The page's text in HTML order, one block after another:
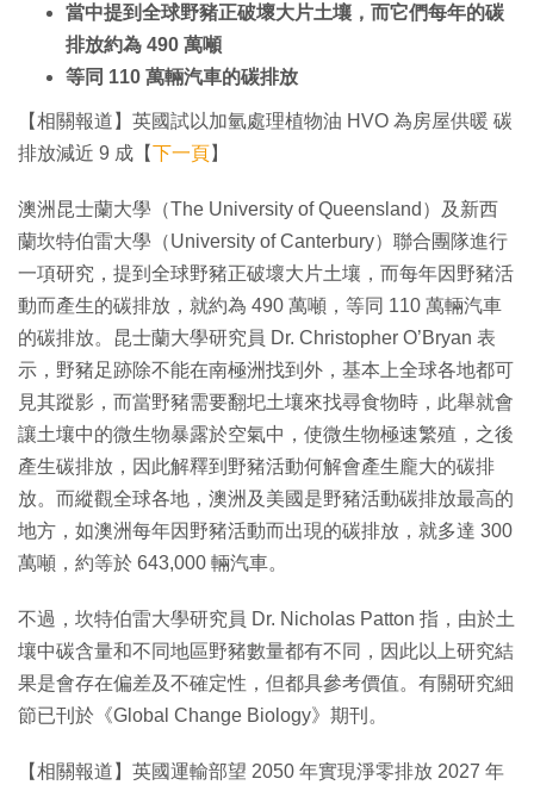
當中提到全球野豬正破壞大片土壤，而它們每年的碳
排放約為 490 萬噸
等同 110 萬輛汽車的碳排放
【相關報道】英國試以加氫處理植物油 HVO 為房屋供暖 碳
排放減近 9 成【下一頁】
澳洲昆士蘭大學（The University of Queensland）及新西
蘭坎特伯雷大學（University of Canterbury）聯合團隊進行
一項研究，提到全球野豬正破壞大片土壤，而每年因野豬活
動而產生的碳排放，就約為 490 萬噸，等同 110 萬輛汽車
的碳排放。昆士蘭大學研究員 Dr. Christopher O’Bryan 表
示，野豬足跡除不能在南極洲找到外，基本上全球各地都可
見其蹤影，而當野豬需要翻圯土壤來找尋食物時，此舉就會
讓土壤中的微生物暴露於空氣中，使微生物極速繁殖，之後
產生碳排放，因此解釋到野豬活動何解會產生龐大的碳排
放。而縱觀全球各地，澳洲及美國是野豬活動碳排放最高的
地方，如澳洲每年因野豬活動而出現的碳排放，就多達 300
萬噸，約等於 643,000 輛汽車。
不過，坎特伯雷大學研究員 Dr. Nicholas Patton 指，由於土
壤中碳含量和不同地區野豬數量都有不同，因此以上研究結
果是會存在偏差及不確定性，但都具參考價值。有關研究細
節已刊於《Global Change Biology》期刊。
【相關報道】英國運輸部望 2050 年實現淨零排放 2027 年